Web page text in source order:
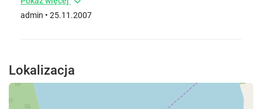
admin • 25.11.2007
Lokalizacja